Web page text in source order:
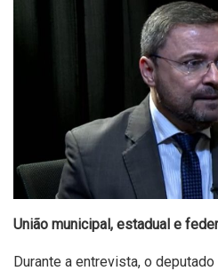
União municipal, estadual e
Durante a entrevista, o